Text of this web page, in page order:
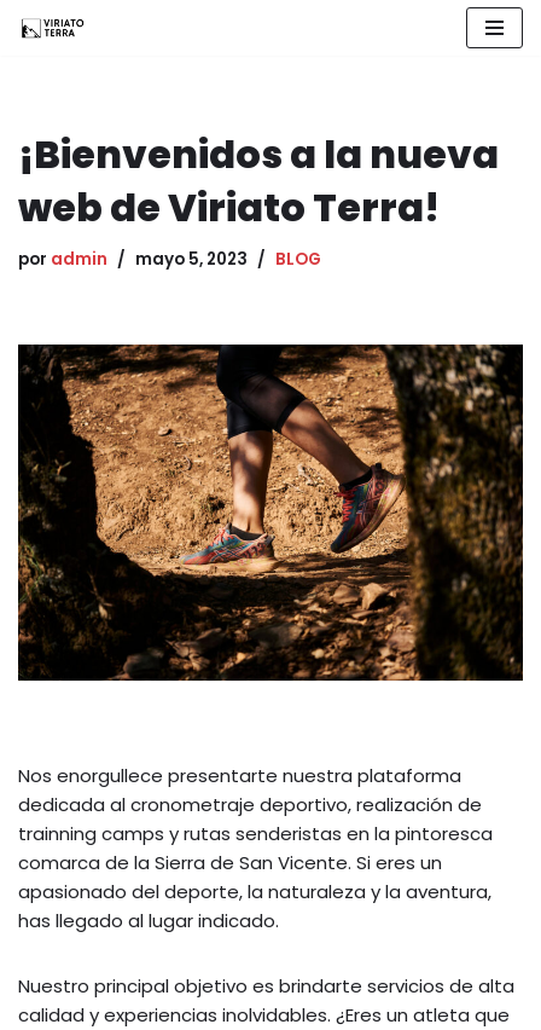
¡Bienvenidos a la nueva
web de Viriato Terra!
por admin mayo 5, 2023 BLOG
Nos enorgullece presentarte nuestra plataforma
dedicada al cronometraje deportivo, realización de
trainning camps y rutas senderistas en la pintoresca
comarca de la Sierra de San Vicente. Si eres un
apasionado del deporte, la naturaleza y la aventura,
has llegado al lugar indicado.
Nuestro principal objetivo es brindarte servicios de alta
calidad y experiencias inolvidables. ¿Eres un atleta que